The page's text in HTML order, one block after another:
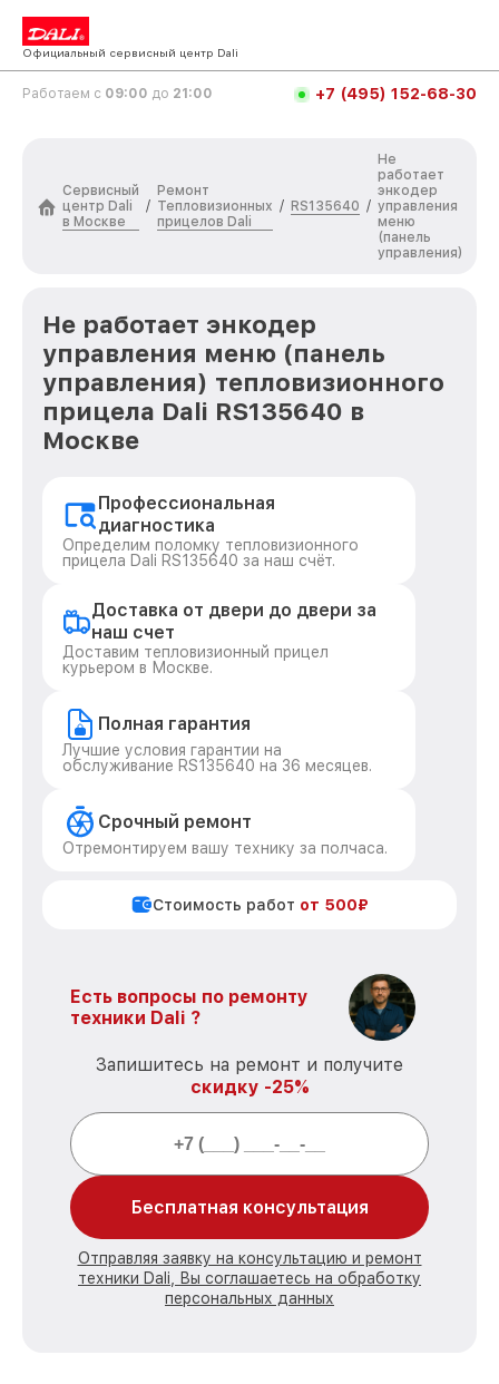
Официальный сервисный центр Dali
Работаем с 09:00 до 21:00 +7 (495) 152-68-30
Сервисный
центр Dali
в Москве
/
Ремонт
Тепловизионных
прицелов Dali
/ RS135640 /
Не
работает
энкодер
управления
меню
(панель
управления)
Не работает энкодер
управления меню (панель
управления) тепловизионного
прицела Dali RS135640 в
Москве
Профессиональная
диагностика
Определим поломку тепловизионного
прицела Dali RS135640 за наш счёт.
Доставка от двери до двери за
наш счет
Доставим тепловизионный прицел
курьером в Москве.
Полная гарантия
Лучшие условия гарантии на
обслуживание RS135640 на 36 месяцев.
Срочный ремонт
Отремонтируем вашу технику за полчаса.
Стоимость работ от 500₽
Есть вопросы по ремонту
техники Dali ?
Запишитесь на ремонт и получите
скидку -25%
Бесплатная консультация
Отправляя заявку на консультацию и ремонт
техники Dali, Вы соглашаетесь на обработку
персональных данных